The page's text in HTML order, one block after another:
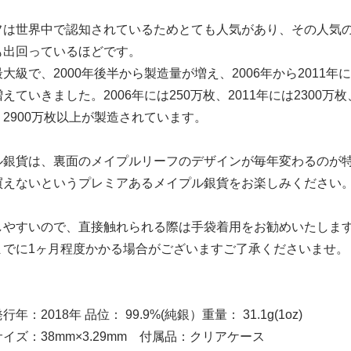
世界中で認知されているためとても人気があり、その人気
回っているほどです。
級で、2000年後半から製造量が増え、2006年から2011年
ていきました。2006年には250万枚、2011年には2300万枚
万枚以上が製造されています。
貨は、裏面のメイプルリーフのデザインが毎年変わるのが
ないというプレミアあるメイプル銀貨をお楽しみください
すいので、直接触れられる際は手袋着用をお勧めいたしま
に1ヶ月程度かかる場合がございますご了承くださいませ。
行年：2018年 品位： 99.9%(純銀）重量： 31.1g(1oz)
付属品：クリアケース